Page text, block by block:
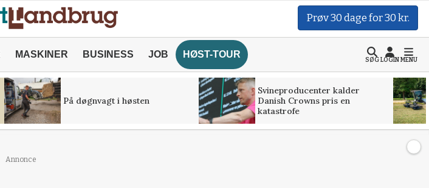
Prøv 30 dage for 30 kr.
MASKINER BUSINESS JOB HØST-TOUR
SØGLOGINMENU
På døgnvagt i høsten
Svineproducenter kalder
Danish Crowns pris en
katastrofe
Annonce